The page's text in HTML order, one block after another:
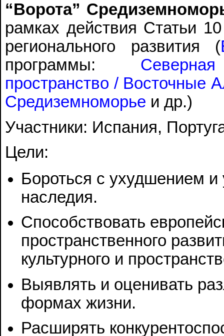
“Ворота”
рамках действия Статьи
регионального развития (
программы:
пространство / Восточные
Средиземноморье и др.)
Участники: Испания,
Цели:
Бороться с ухудшением и
наследия.
Способствовать
пространственного
культурного и
Выявлять и оценивать
формах жизни.
Расширять